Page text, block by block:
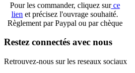
Pour les commander, cliquez surce
lien et précisez l'ouvrage souhaité.
Règlement par Paypal ou par chèque
Restez connectés avec nous
Retrouvez-nous sur les reseaux sociaux